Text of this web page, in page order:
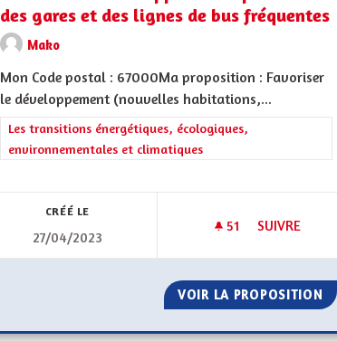
des gares et des lignes de bus fréquentes
Mako
Mon Code postal : 67000Ma proposition : Favoriser
le développement (nouvelles habitations,...
Filtrer les résultats de la catégorie : Les transitions
Les transitions énergétiques, écologiques,
environnementales et climatiques
CRÉÉ LE
27/04/2023
51 51 ABONNÉS
SUIVRE
FAVORISER
VOIR LA PROPOSITION